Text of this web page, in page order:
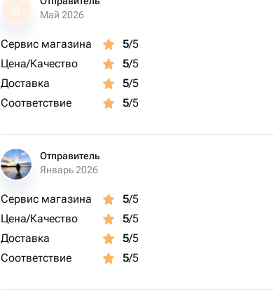
использованием концентрата, в составе которого
выводит токсины, поможет скорректировать
укрепит стенки сосудов.
Продолжительность: 2 часа
О
Май 2026
Сервис магазина 5/5
Цена/Качество
5/5
Доставка
5/5
Соответствие
5/5
Отправитель
Январь 2026
Сервис магазина 5/5
Цена/Качество
5/5
Доставка
5/5
Соответствие
5/5